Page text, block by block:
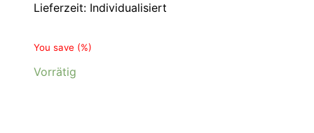
Lieferzeit: Individualisiert
You save (%)
Vorrätig